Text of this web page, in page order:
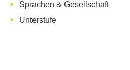
Sprachen & Gesellschaft
Unterstufe